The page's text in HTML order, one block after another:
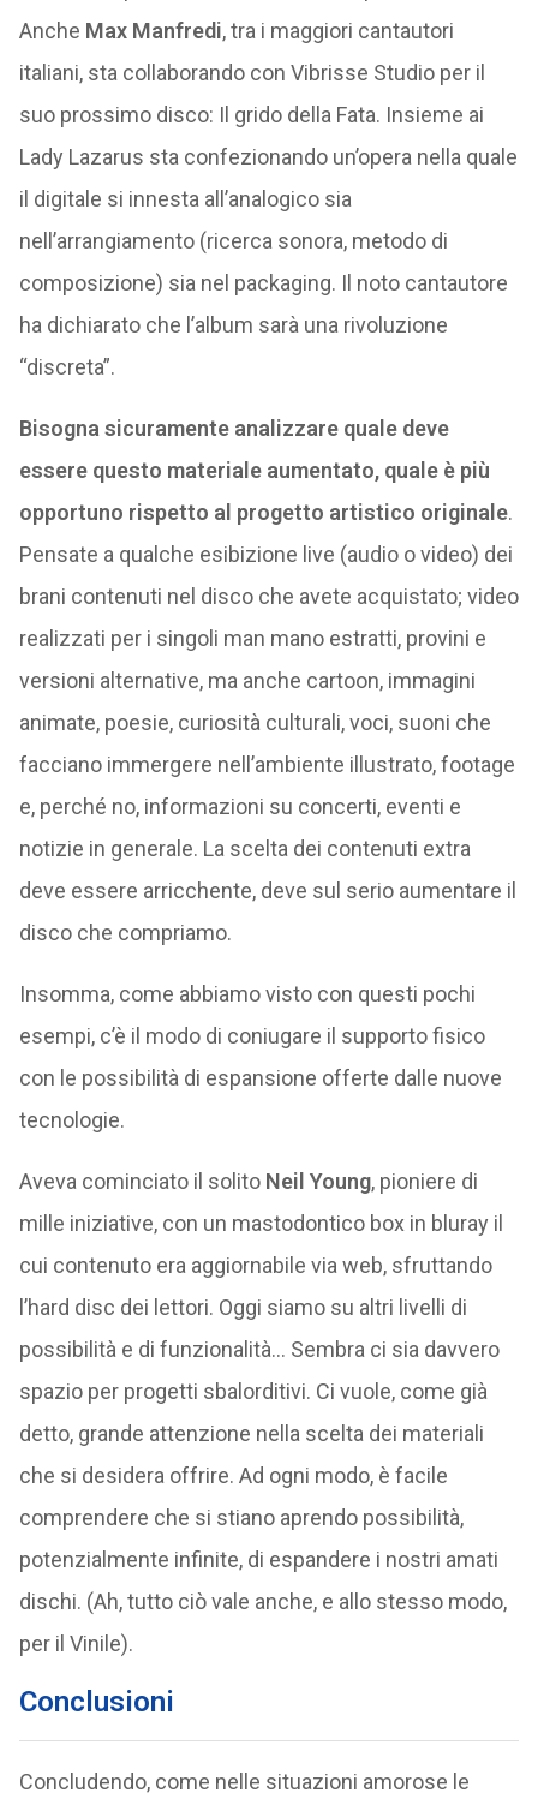
Anche Max Manfredi, tra i maggiori cantautori
italiani, sta collaborando con Vibrisse Studio per il
suo prossimo disco: Il grido della Fata. Insieme ai
Lady Lazarus sta confezionando un’opera nella quale
il digitale si innesta all’analogico sia
nell’arrangiamento (ricerca sonora, metodo di
composizione) sia nel packaging. Il noto cantautore
ha dichiarato che l’album sarà una rivoluzione
“discreta”.
Bisogna sicuramente analizzare quale deve
essere questo materiale aumentato, quale è più
opportuno rispetto al progetto artistico originale.
Pensate a qualche esibizione live (audio o video) dei
brani contenuti nel disco che avete acquistato; video
realizzati per i singoli man mano estratti, provini e
versioni alternative, ma anche cartoon, immagini
animate, poesie, curiosità culturali, voci, suoni che
facciano immergere nell’ambiente illustrato, footage
e, perché no, informazioni su concerti, eventi e
notizie in generale. La scelta dei contenuti extra
deve essere arricchente, deve sul serio aumentare il
disco che compriamo.
Insomma, come abbiamo visto con questi pochi
esempi, c’è il modo di coniugare il supporto fisico
con le possibilità di espansione offerte dalle nuove
tecnologie.
Aveva cominciato il solito Neil Young, pioniere di
mille iniziative, con un mastodontico box in bluray il
cui contenuto era aggiornabile via web, sfruttando
l’hard disc dei lettori. Oggi siamo su altri livelli di
possibilità e di funzionalità… Sembra ci sia davvero
spazio per progetti sbalorditivi. Ci vuole, come già
detto, grande attenzione nella scelta dei materiali
che si desidera offrire. Ad ogni modo, è facile
comprendere che si stiano aprendo possibilità,
potenzialmente infinite, di espandere i nostri amati
dischi. (Ah, tutto ciò vale anche, e allo stesso modo,
per il Vinile).
Conclusioni
Concludendo, come nelle situazioni amorose le